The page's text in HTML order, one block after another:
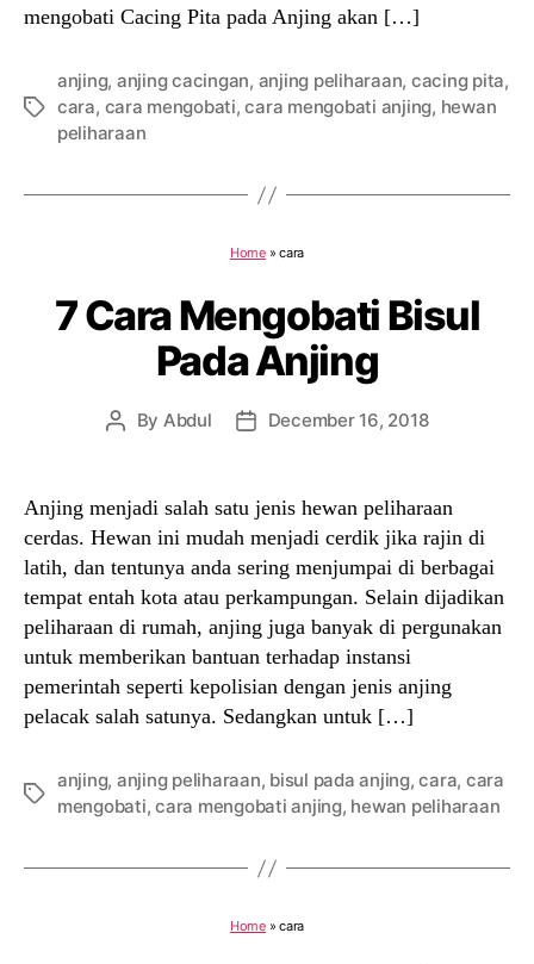
mengobati Cacing Pita pada Anjing akan […]
Tags
anjing, anjing cacingan, anjing peliharaan, cacing pita,
cara, cara mengobati,cara mengobati anjing, hewan
peliharaan
Home»cara
7 Cara Mengobati Bisul
Pada Anjing
Post
By Abdul
PostDecember 16, 2018
Anjing menjadi salah satu jenis hewan peliharaan
cerdas. Hewan ini mudah menjadi cerdik jika rajin di
latih, dan tentunya anda sering menjumpai di berbagai
tempat entah kota atau perkampungan. Selain dijadikan
peliharaan di rumah, anjing juga banyak di pergunakan
untuk memberikan bantuan terhadap instansi
pemerintah seperti kepolisian dengan jenis anjing
pelacak salah satunya. Sedangkan untuk […]
Tags
anjing, anjing peliharaan, bisul pada anjing,cara, cara
mengobati,cara mengobati anjing, hewan peliharaan
Home»cara